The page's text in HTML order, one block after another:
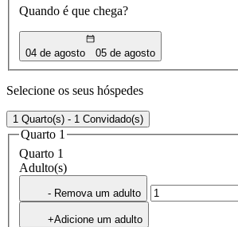
Quando é que chega?
04 de agosto 05 de agosto
Selecione os seus hóspedes
1 Quarto(s) - 1 Convidado(s)
Quarto 1
Quarto 1
Adulto(s)
- Remova um adulto
+Adicione um adulto